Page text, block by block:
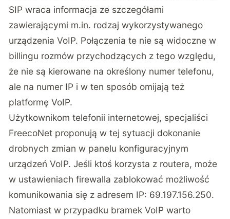
SIP wraca informacja ze szczegółami
zawierającymi m.in. rodzaj wykorzystywanego
urządzenia VoIP. Połączenia te nie są widoczne w
billingu rozmów przychodzących z tego względu,
że nie są kierowane na określony numer telefonu,
ale na numer IP i w ten sposób omijają też
platformę VoIP.
Użytkownikom telefonii internetowej, specjaliści
FreecoNet proponują w tej sytuacji dokonanie
drobnych zmian w panelu konfiguracyjnym
urządzeń VoIP. Jeśli ktoś korzysta z routera, może
w ustawieniach firewalla zablokować możliwość
komunikowania się z adresem IP: 69.197.156.250.
Natomiast w przypadku bramek VoIP warto